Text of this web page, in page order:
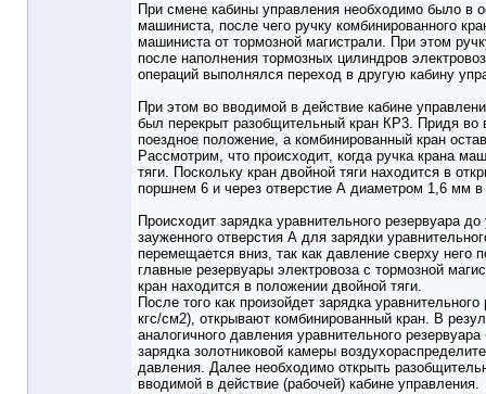
При смене кабины управления необходимо было в
машиниста, после чего ручку комбинированного
машиниста от тормозной магистрали. При этом
после наполнения тормозных цилиндров
операций выполнялся переход в другую кабину
При этом во вводимой в действие кабине
был перекрыт разобщительный кран КР3. Придя во
поездное положение, а комбинированный кран
Рассмотрим, что происходит, когда ручка крана
тяги. Поскольку кран двойной тяги находится в
поршнем 6 и через отверстие А диаметром 1,6 мм
Происходит зарядка уравнительного резервуара
зауженного отверстия А для зарядки
перемещается вниз, так как давление сверху него
главные резервуары электровоза с тормозной
кран находится в положении двойной тяги.
После того как произойдет зарядка
кгс/см2), открывают комбинированный кран. В
аналогичного давления уравнительного
зарядка золотниковой камеры
давления. Далее необходимо открыть
вводимой в действие (рабочей) кабине управления.